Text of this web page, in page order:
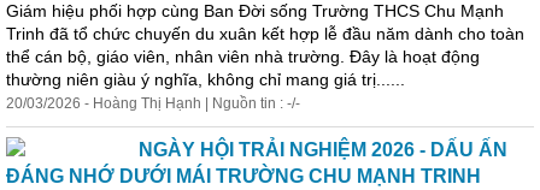
Giám hiệu phối hợp cùng Ban Đời sống Trường THCS Chu Mạnh
Trinh đã tổ chức chuyến du xuân kết hợp lễ đầu năm dành cho toàn
thể cán bộ, giáo viên, nhân viên nhà trường. Đây là hoạt động
thường niên giàu ý nghĩa, không chỉ mang giá trị......
20/03/2026 - Hoàng Thị Hạnh | Nguồn tin : -/-
NGÀY HỘI TRẢI NGHIỆM 2026 - DẤU ẤN
ĐÁNG NHỚ DƯỚI MÁI TRƯỜNG CHU MẠNH TRINH